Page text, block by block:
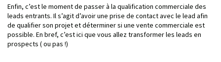
Enfin, c’est le moment de passer à la qualification commerciale des
leads entrants. Il s’agit d’avoir une prise de contact avec le lead afin
de qualifier son projet et déterminer si une vente commerciale est
possible. En bref, c’est ici que vous allez transformer les leads en
prospects ( ou pas !)